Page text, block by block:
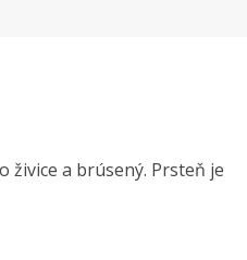
živice a brúsený. Prsteň je